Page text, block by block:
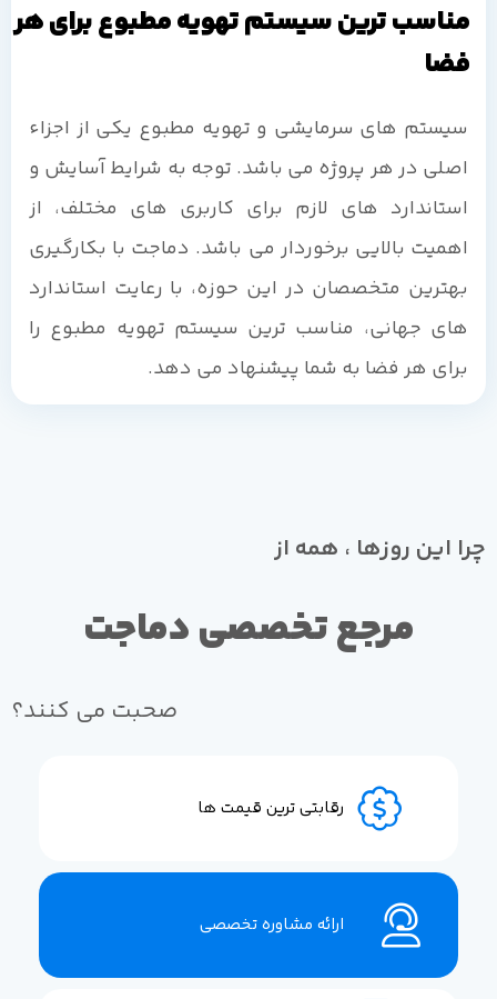
مناسب ترین سیستم تهویه مطبوع برای هر
فضا
سیستم های سرمایشی و تهویه مطبوع یکی از اجزاء
اصلی در هر پروژه می باشد. توجه به شرایط آسایش و
استاندارد های لازم برای کاربری های مختلف، از
اهمیت بالایی برخوردار می باشد. دماجت با بکارگیری
بهترین متخصصان در این حوزه، با رعایت استاندارد
های جهانی، مناسب ترین سیستم تهویه مطبوع را
برای هر فضا به شما پیشنهاد می دهد.
چرا این روزها ، همه از
مرجع تخصصی دماجت
صحبت می کنند؟
رقابتی ترین قیمت ها
ارائه مشاوره تخصصی